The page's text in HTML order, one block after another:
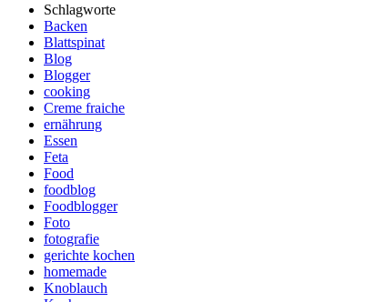
Schlagworte
Backen
Blattspinat
Blog
Blogger
cooking
Creme fraiche
ernährung
Essen
Feta
Food
foodblog
Foodblogger
Foto
fotografie
gerichte kochen
homemade
Knoblauch